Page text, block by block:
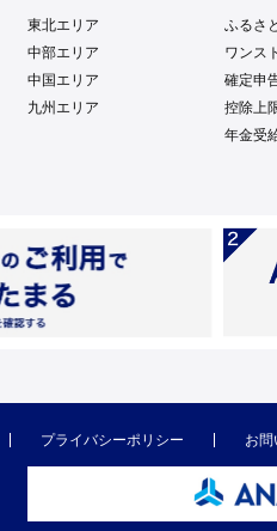
東北エリア
中部エリア
中国エリア
九州エリア
ふるさ
ワンス
確定申
控除上
年金受
プライバシーポリシー お問